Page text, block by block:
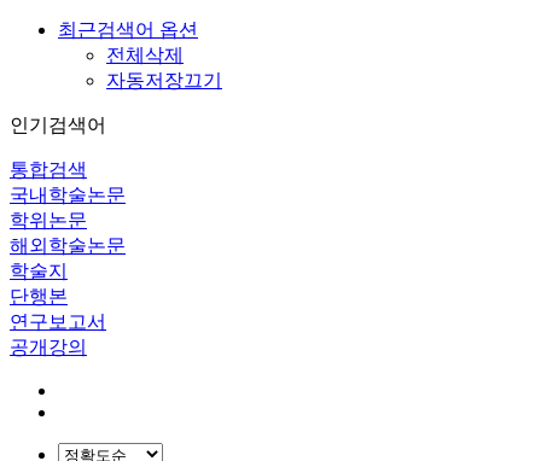
최근검색어 옵션
전체삭제
자동저장끄기
인기검색어
통합검색
국내학술논문
학위논문
해외학술논문
학술지
단행본
연구보고서
공개강의